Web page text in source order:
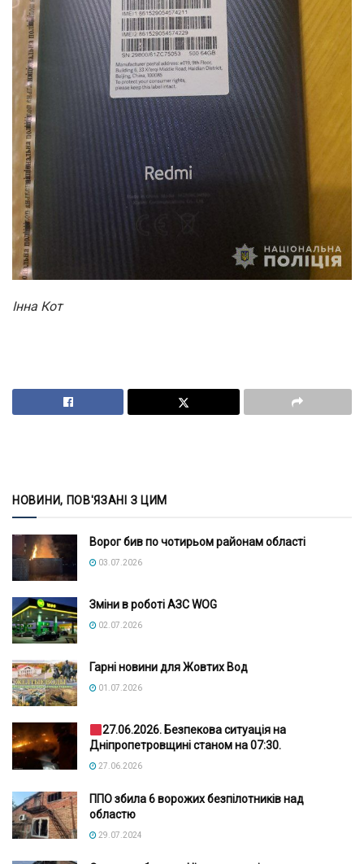
Інна Кот
НОВИНИ, ПОВ'ЯЗАНІ З ЦИМ
Ворог бив по чотирьом районам області
03.07.2026
Зміни в роботі АЗС WOG
02.07.2026
Гарні новини для Жовтих Вод
01.07.2026
27.06.2026. Безпекова ситуація на
Дніпропетровщині станом на 07:30.
27.06.2026
ППО збила 6 ворожих безпілотників над
областю
29.07.2024